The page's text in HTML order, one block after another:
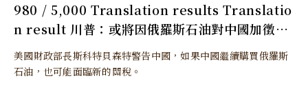
980 / 5,000 Translation results Translatio
n result 川普：或將因俄羅斯石油對中國加徵更
多關稅
美國財政部長斯科特貝森特警告中國，如果中國繼續購買俄羅斯
石油，也可能面臨新的關稅。